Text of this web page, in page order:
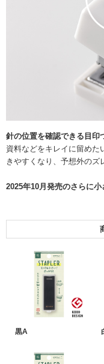
針の位置を確認できる目印
資料などをキレイに留めた
きやすくなり、予想外のズ
2025年10月発売のさらに
黒A